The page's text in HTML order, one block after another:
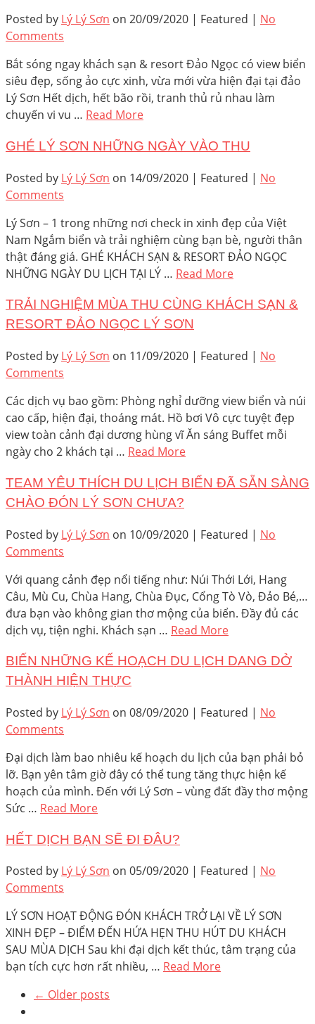
Posted by Lý Lý Sơn on 20/09/2020 | Featured | No
Comments
Bắt sóng ngay khách sạn & resort Đảo Ngọc có view biển
siêu đẹp, sống ảo cực xinh, vừa mới vừa hiện đại tại đảo
Lý Sơn Hết dịch, hết bão rồi, tranh thủ rủ nhau làm
chuyến vi vu … Read More
GHÉ LÝ SƠN NHỮNG NGÀY VÀO THU
Posted by Lý Lý Sơn on 14/09/2020 | Featured | No
Comments
Lý Sơn – 1 trong những nơi check in xinh đẹp của Việt
Nam Ngắm biển và trải nghiệm cùng bạn bè, người thân
thật đáng giá. GHÉ KHÁCH SẠN & RESORT ĐẢO NGỌC
NHỮNG NGÀY DU LỊCH TẠI LÝ … Read More
TRẢI NGHIỆM MÙA THU CÙNG KHÁCH SẠN &
RESORT ĐẢO NGỌC LÝ SƠN
Posted by Lý Lý Sơn on 11/09/2020 | Featured | No
Comments
Các dịch vụ bao gồm: Phòng nghỉ dưỡng view biển và núi
cao cấp, hiện đại, thoáng mát. Hồ bơi Vô cực tuyệt đẹp
view toàn cảnh đại dương hùng vĩ Ăn sáng Buffet mỗi
ngày cho 2 khách tại … Read More
TEAM YÊU THÍCH DU LỊCH BIỂN ĐÃ SẴN SÀNG
CHÀO ĐÓN LÝ SƠN CHƯA?
Posted by Lý Lý Sơn on 10/09/2020 | Featured | No
Comments
Với quang cảnh đẹp nổi tiếng như: Núi Thới Lới, Hang
Câu, Mù Cu, Chùa Hang, Chùa Đục, Cổng Tò Vò, Đảo Bé,…
đưa bạn vào không gian thơ mộng của biển. Đầy đủ các
dịch vụ, tiện nghi. Khách sạn … Read More
BIẾN NHỮNG KẾ HOẠCH DU LỊCH DANG DỞ
THÀNH HIỆN THỰC
Posted by Lý Lý Sơn on 08/09/2020 | Featured | No
Comments
Đại dịch làm bao nhiêu kế hoạch du lịch của bạn phải bỏ
lỡ. Bạn yên tâm giờ đây có thể tung tăng thực hiện kế
hoạch của mình. Đến với Lý Sơn – vùng đất đầy thơ mộng
Sức … Read More
HẾT DỊCH BẠN SẼ ĐI ĐÂU?
Posted by Lý Lý Sơn on 05/09/2020 | Featured | No
Comments
LÝ SƠN HOẠT ĐỘNG ĐÓN KHÁCH TRỞ LẠI VỀ LÝ SƠN
XINH ĐẸP – ĐIỂM ĐẾN HỨA HẸN THU HÚT DU KHÁCH
SAU MÙA DỊCH Sau khi đại dịch kết thúc, tâm trạng của
bạn tích cực hơn rất nhiều, … Read More
← Older posts